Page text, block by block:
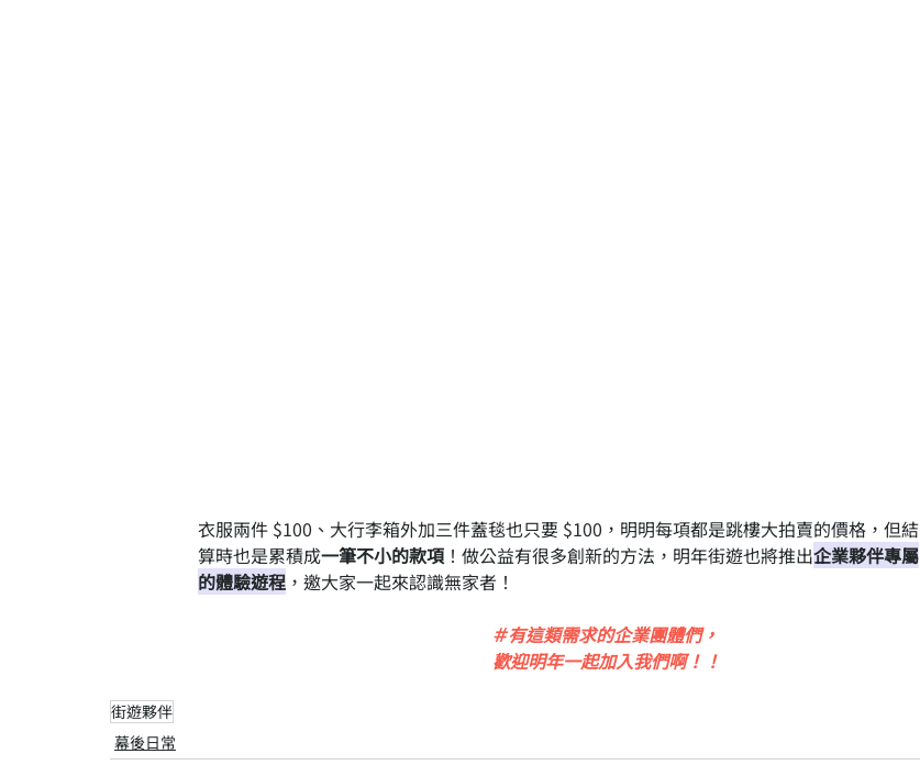
衣服兩件 $100、大行李箱外加三件蓋毯也只要 $100，明明每項都是跳樓大拍賣的價格，但結
算時也是累積成一筆不小的款項 ！做公益有很多創新的方法，明年街遊也將推出企業夥伴專屬
的體驗遊程 ，邀大家一起來認識無家者！
＃有這類需求的企業團體們，
歡迎明年一起加入我們啊！！
街遊夥伴
幕後日常